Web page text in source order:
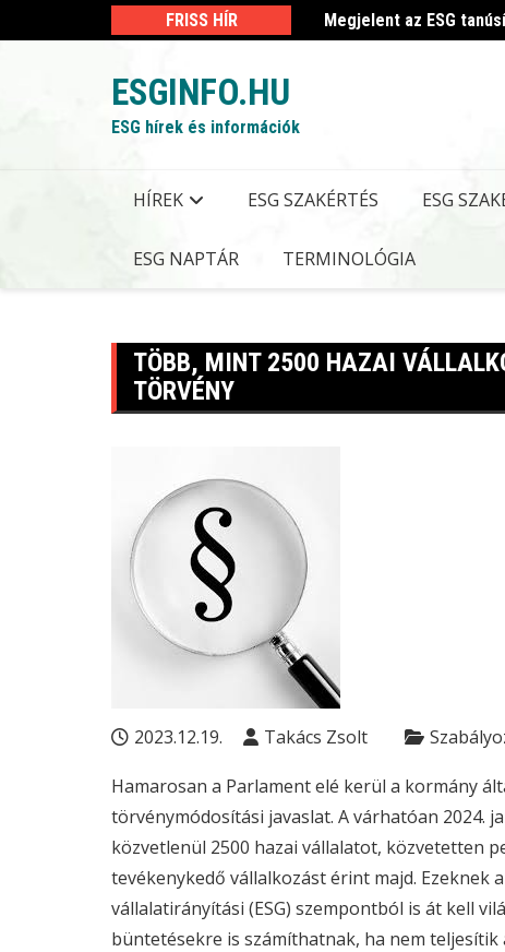
to
FRISS HÍR Megjelent az ESG
ESGINFO.HU
ESG hírek és információk
HÍREK ESG SZAKÉRTÉS ESG
ESG NAPTÁR TERMINOLÓGIA
TÖBB, MINT 2500 HAZAI
TÖRVÉNY
2023.12.19. Takács Zsolt
Hamarosan a Parlament elé kerül a kormány
törvénymódosítási javaslat. A várhatóan 2024.
közvetlenül 2500 hazai vállalatot, közvetetten
tevékenykedő vállalkozást érint majd. Ezeknek
vállalatirányítási (ESG) szempontból is át kell
büntetésekre is számíthatnak, ha nem